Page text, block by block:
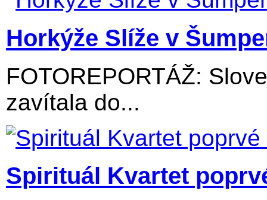
Horkýže Slíže v
FOTOREPORTÁŽ:
zavítala do...
Spirituál Kvartet